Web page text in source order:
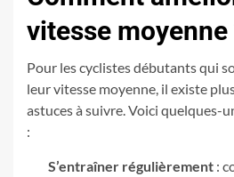
vitesse moyenne
Pour les cyclistes débutants qui
leur vitesse moyenne, il existe
astuces à suivre. Voici quelques-
:
S’entraîner régulièrement :